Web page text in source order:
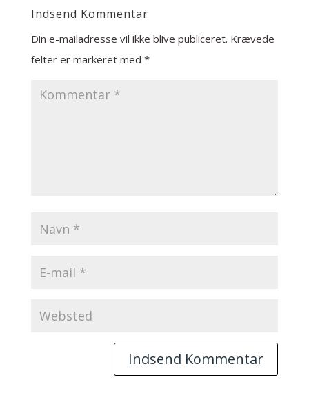
Indsend Kommentar
Din e-mailadresse vil ikke blive publiceret. Krævede
felter er markeret med *